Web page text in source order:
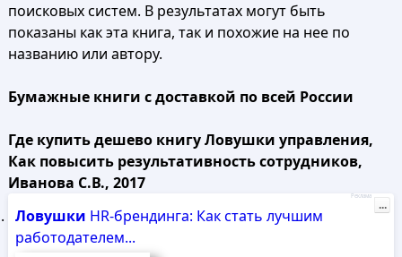
поисковых систем. В результатах могут быть
показаны как эта книга, так и похожие на нее по
названию или автору.
Бумажные книги с доставкой по всей России
Где купить дешево книгу Ловушки управления,
Как повысить результативность сотрудников,
Иванова С.В., 2017
Ловушки HR-брендинга: Как стать лучшим
работодателем...
Реклама
...